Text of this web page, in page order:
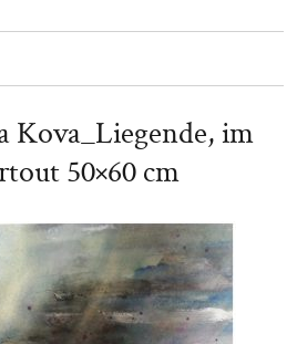
Kova_Liegende, im
50×60 cm